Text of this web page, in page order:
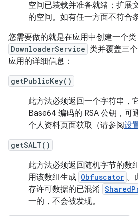
空间已装载并准备就绪；扩展
的空间。如有任一方面不符合
您需要做的就是在应用中创建一个
DownloaderService 类并覆盖三
应用的详细信息：
getPublicKey()
此方法必须返回一个字符串，
Base64 编码的 RSA 公钥，可
个人资料页面获取（请参阅设
getSALT()
此方法必须返回随机字节的数
用该数组生成 Obfuscator 。
存许可数据的已混淆
一的，不会被发现。